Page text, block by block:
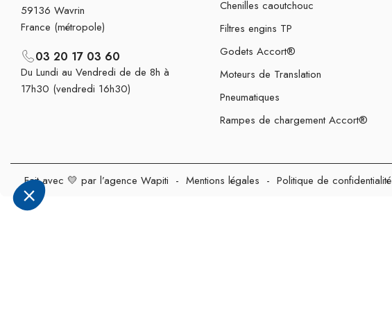
59136 Wavrin
France (métropole)
03 20 17 03 60
Du Lundi au Vendredi de de 8h à
17h30 (vendredi 16h30)
Chenilles caoutchouc
Filtres engins TP
Godets Accort®
Moteurs de Translation
Pneumatiques
Rampes de chargement Accort®
Fait avec 💛 par l’agence Wapiti - Mentions légales - Politique de confidentialité